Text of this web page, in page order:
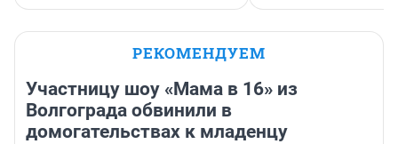
РЕКОМЕНДУЕМ
Участницу шоу «Мама в 16» из
Волгограда обвинили в
домогательствах к младенцу